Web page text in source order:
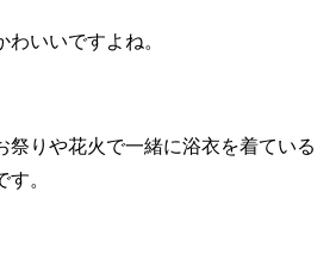
いいですよね。
祭りや花火で一緒に浴衣を着ている
。